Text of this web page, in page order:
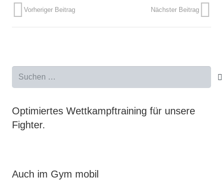
Vorheriger Beitrag Nächster Beitrag
Optimiertes Wettkampftraining für unsere
Fighter.
Auch im Gym mobil